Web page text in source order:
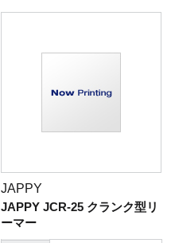
JAPPY
JAPPY JCR-25 クランク型リ
ーマー